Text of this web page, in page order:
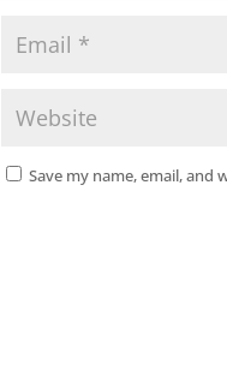
Save my name, email,